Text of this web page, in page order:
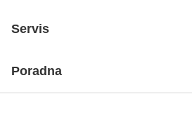
Servis
Poradna